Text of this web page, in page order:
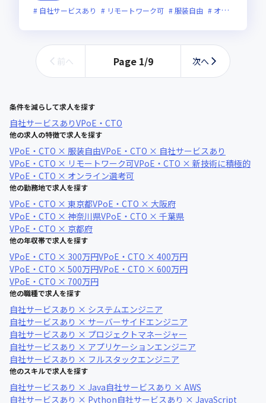
自社サービスあり
リモートワーク可 服装自由 オンライン選考可
前へ Page 1/9 次へ
条件を減らして求人を探す
自社サービスありVPoE・CTO
他の求人の特徴で求人を探す
VPoE・CTO × 服装自由VPoE・CTO × 自社サービスあり
VPoE・CTO × リモートワーク可VPoE・CTO × 新技術に積極的
VPoE・CTO × オンライン選考可
他の勤務地で求人を探す
VPoE・CTO × 東京都VPoE・CTO × 大阪府
VPoE・CTO × 神奈川県VPoE・CTO × 千葉県
VPoE・CTO × 京都府
他の年収帯で求人を探す
VPoE・CTO × 300万円VPoE・CTO × 400万円
VPoE・CTO × 500万円VPoE・CTO × 600万円
VPoE・CTO × 700万円
他の職種で求人を探す
自社サービスあり × システムエンジニア
自社サービスあり × サーバーサイドエンジニア
自社サービスあり × プロジェクトマネージャー
自社サービスあり × アプリケーションエンジニア
自社サービスあり × フルスタックエンジニア
他のスキルで求人を探す
自社サービスあり × Java自社サービスあり × AWS
自社サービスあり × Python自社サービスあり × JavaScript